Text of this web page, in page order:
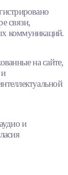
связи,
коммуникаций.
на сайте,
и